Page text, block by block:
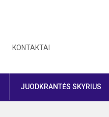
KONTAKTAI
JUODKRANTĖS SKYRIUS